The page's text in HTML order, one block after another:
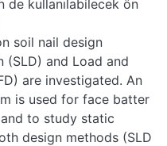
de kullanılabilecek ön
soil nail design
(SLD) and Load and
are investigated. An
is used for face batter
to study static
design methods (SLD